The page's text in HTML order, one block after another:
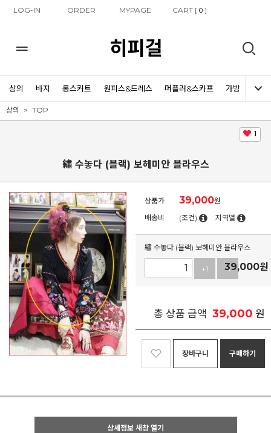
LOG-IN ORDER MYPAGE CART [0 ]
히피걸
상의 바지 롱스커트 원피스&드레스 머플러&스카프 가방 신발
상의 TOP
1
繡 수놓다 (블랙) 보헤미안 블라우스
상품가 39,000원
배송비
(조건) 지역별
繡 수놓다 (블랙) 보헤미안 블라우스
+1 -1
39,000원
총 상품 금액 39,000 원
장바구니 구매하기
상세정보 새창 열기